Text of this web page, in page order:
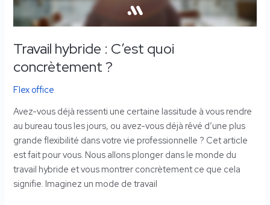
Travail hybride : C’est quoi
concrètement ?
Flex office
Avez-vous déjà ressenti une certaine lassitude à vous rendre
au bureau tous les jours, ou avez-vous déjà rêvé d’une plus
grande flexibilité dans votre vie professionnelle ? Cet article
est fait pour vous. Nous allons plonger dans le monde du
travail hybride et vous montrer concrètement ce que cela
signifie. Imaginez un mode de travail